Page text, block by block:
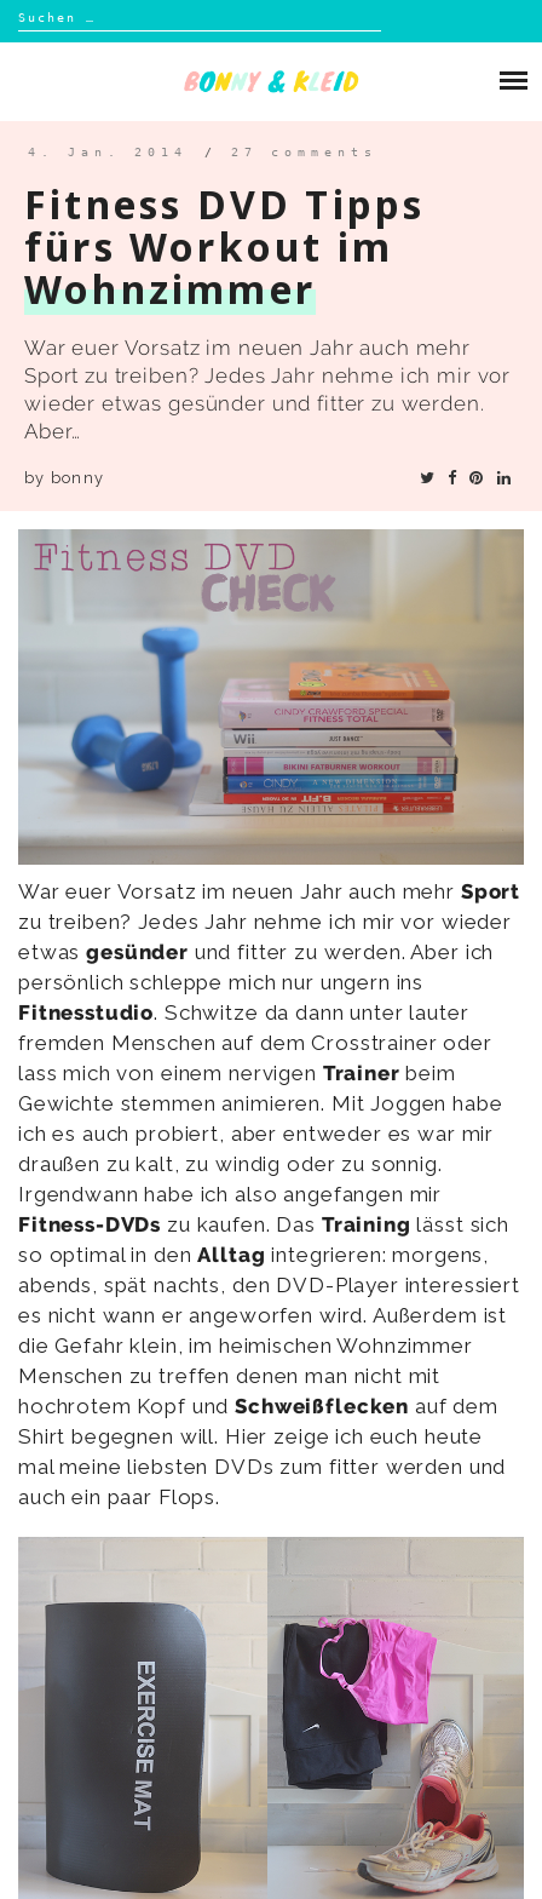
Suchen
nach:
Kontakt
4. Jan. 2014 / 27 comments
Fitness DVD Tipps
fürs Workout im
Wohnzimmer
War euer Vorsatz im neuen Jahr auch mehr
Sport zu treiben? Jedes Jahr nehme ich mir vor
wieder etwas gesünder und fitter zu werden.
Aber…
by bonny
War euer Vorsatz im neuen Jahr auch mehr Sport
zu treiben? Jedes Jahr nehme ich mir vor wieder
etwasgesünder und fitter zu werden. Aber ich
persönlich schleppe mich nur ungern ins
Fitnesstudio. Schwitze da dann unter lauter
fremden Menschen auf dem Crosstrainer oder
lass mich von einem nervigen Trainer beim
Gewichte stemmen animieren. Mit Joggen habe
ich es auch probiert, aber entweder es war mir
draußen zu kalt, zu windig oder zu sonnig.
Irgendwann habe ich also angefangen mir
Fitness-DVDs zu kaufen. Das Training lässt sich
so optimal in denAlltag integrieren: morgens,
abends, spät nachts, den DVD-Player interessiert
es nicht wann er angeworfen wird. Außerdem ist
die Gefahr klein, im heimischen Wohnzimmer
Menschen zu treffen denen man nicht mit
hochrotem Kopf undSchweißflecken auf dem
Shirt begegnen will. Hier zeige ich euch heute
mal meine liebsten DVDs zum fitter werden und
auch ein paar Flops.